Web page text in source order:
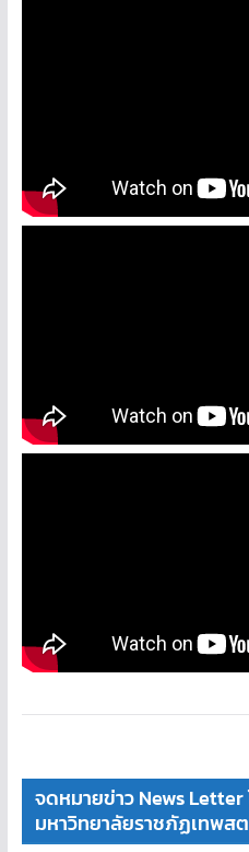
จดหมายข่าว News Letter
มหาวิทยาลัยราชภัฏเทพส